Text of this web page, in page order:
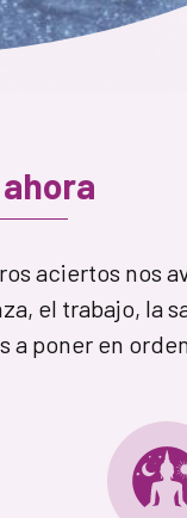
aciertos nos
el trabajo,
a poner en